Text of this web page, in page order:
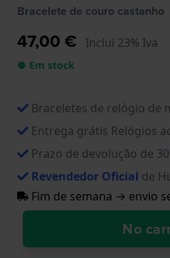
Bracelete de couro castanho
47,00 € Inclui 23% Iva
● Em stock
Braceletes de relógio de
Entrega grátis Relógios
Prazo de devolução de
Revendedor Oficial de
Fim de semana → envio
No